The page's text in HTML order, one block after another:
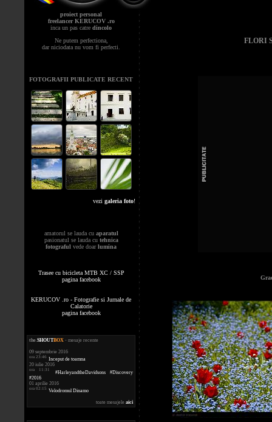
proiect personal
freelancer KERUCOV .ro
inca un pas catre dincolo
Ne putem perfectiona,
dar niciodata nu vom fi perfecti.
FOTOGRAFII PUBLICATE RECENT
vezi galeria foto!
amatorul se lauda cu aparatul
pasionatul se lauda cu tehnica
fotograful vede doarlumina
Trasee cu bicicleta MTB XC / SSP
pagina facebook
KERUCOV .ro - Fotografie si Jurnale de
Calatorie
pagina facebook
the.SHOUTBOX - mesaje recente
09 septembrie 2016
ora 23:46 Inceput de toamna
20 iulie 2016
ora 11:31
#HarleyandtheDavidsons #Discovery
#2016
01 aprilie 2016
ora 02:15 Velodromul Dinamo
toate mesajele aici
FLORI